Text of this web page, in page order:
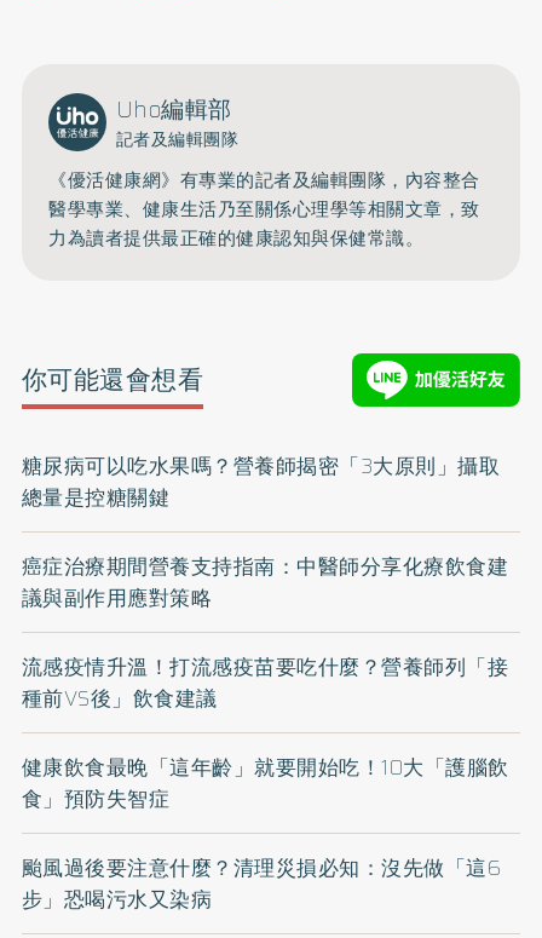
Uho編輯部
記者及編輯團隊
《優活健康網》有專業的記者及編輯團隊，內容整合
醫學專業、健康生活乃至關係心理學等相關文章，致
力為讀者提供最正確的健康認知與保健常識。
你可能還會想看
糖尿病可以吃水果嗎？營養師揭密「3大原則」攝取
總量是控糖關鍵
癌症治療期間營養支持指南：中醫師分享化療飲食建
議與副作用應對策略
流感疫情升溫！打流感疫苗要吃什麼？營養師列「接
種前VS後」飲食建議
健康飲食最晚「這年齡」就要開始吃！10大「護腦飲
食」預防失智症
颱風過後要注意什麼？清理災損必知：沒先做「這6
步」恐喝污水又染病